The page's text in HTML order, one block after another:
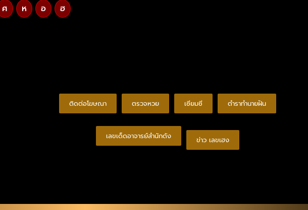
ศ ห อ ฮ
ติดต่อโฆษณา ตรวจหวย เซียมซี ตำราทำนายฝัน
เลขเด็ดอาจารย์สำนักดัง ข่าว เลขเฮง